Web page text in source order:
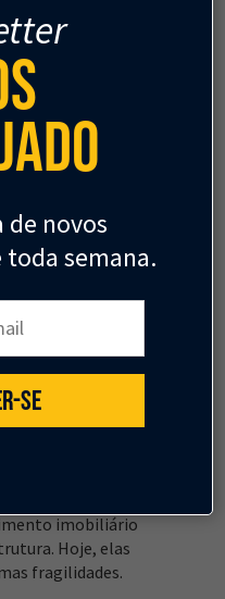
do
imobiliário
Hoje, elas
fragilidades.
de novos
semana.
SE